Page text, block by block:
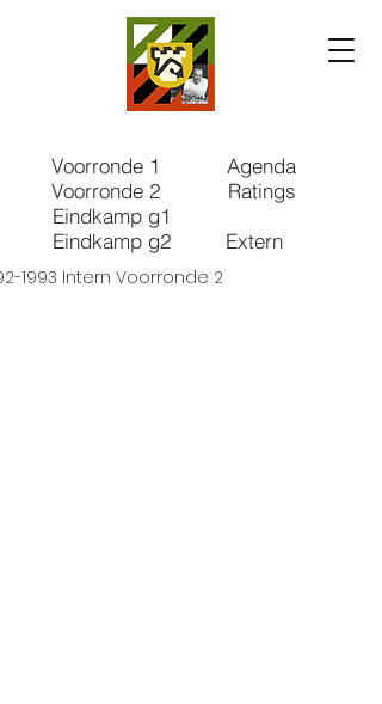
Agenda
Voorronde 1
Voorronde 2
Eindkamp g1
Eindkamp g2
Ratings
Extern
1993 Intern Voorronde 2